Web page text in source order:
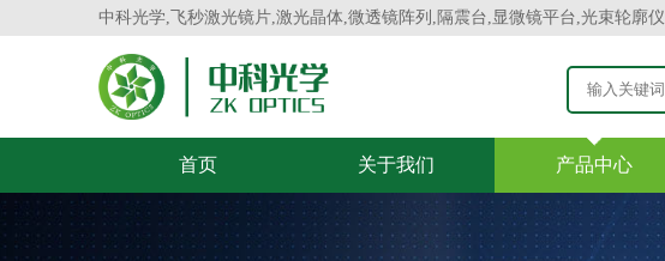
中科光学,飞秒激光镜片,激光晶体,微透镜阵列,隔震台,显微镜平台,光束轮廓仪
首页 关于我们 产品中心